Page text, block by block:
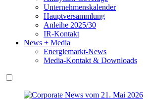
Unternehmenskalender
Hauptversammlung
Anleihe 2025/30
IR-Kontakt
News + Media
Energiemarkt-News
Media-Kontakt & Downloads